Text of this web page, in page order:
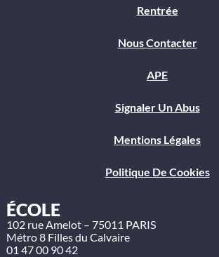
Rentrée
Nous Contacter
APE
Signaler Un Abus
Mentions Légales
Politique De Cookies
ÉCOLE
102 rue Amelot – 75011 PARIS
Métro 8 Filles du Calvaire
01 47 00 90 42